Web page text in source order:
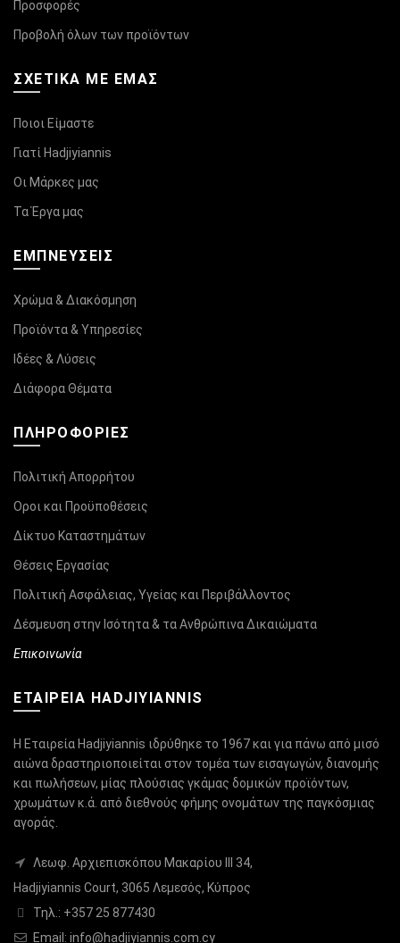
Προσφορές
Προβολή όλων των προϊόντων
ΣΧΕΤΙΚΆ ΜΕ ΕΜΑΣ
Ποιοι Είμαστε
Γιατί Hadjiyiannis
Οι Μάρκες μας
Τα Έργα μας
ΕΜΠΝΕΥΣΕΙΣ
Χρώμα & Διακόσμηση
Προϊόντα & Υπηρεσίες
Ιδέες & Λύσεις
Διάφορα Θέματα
ΠΛΗΡΟΦΟΡΊΕΣ
Πολιτική Απορρήτου
Οροι και Προϋποθέσεις
Δίκτυο Καταστημάτων
Θέσεις Εργασίας
Πολιτική Ασφάλειας, Υγείας και Περιβάλλοντος
Δέσμευση στην Ισότητα & τα Ανθρώπινα Δικαιώματα
Επικοινωνία
ΕΤΑΙΡΕΙΑ HADJIYIANNIS
Η Εταιρεία Hadjiyiannis ιδρύθηκε το 1967 και για πάνω από μισό
αιώνα δραστηριοποιείται στον τομέα των εισαγωγών, διανομής
και πωλήσεων, μίας πλούσιας γκάμας δομικών προϊόντων,
χρωμάτων κ.ά. από διεθνούς φήμης ονομάτων της παγκόσμιας
αγοράς.
Λεωφ. Αρχιεπισκόπου Μακαρίου ΙΙΙ 34,
Hadjiyiannis Court, 3065 Λεμεσός, Κύπρος
Τηλ.: +357 25 877430
Email: info@hadjiyiannis.com.cy